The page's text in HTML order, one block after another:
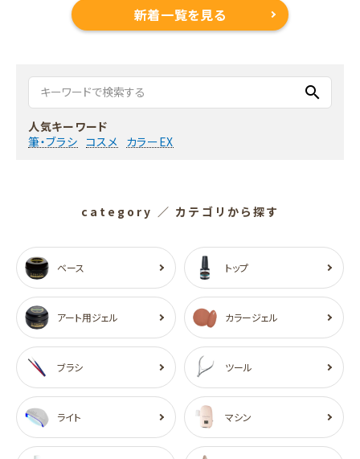
新着一覧を見る
search
人気キーワード
筆・ブラシ コスメ カラーEX
category ／ カテゴリから探す
ベース トップ
アート用ジェル カラージェル
ブラシ ツール
ライト マシン